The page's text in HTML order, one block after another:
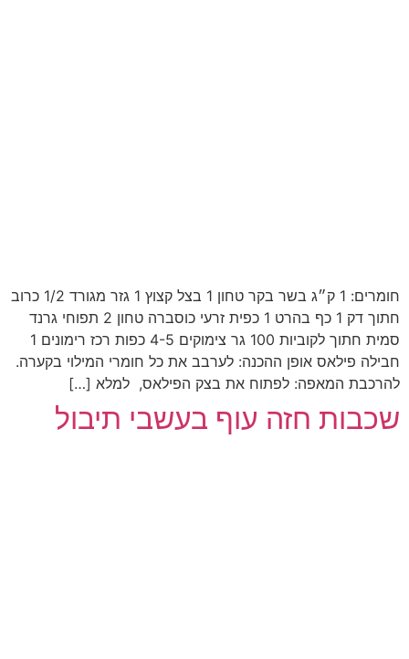
חומרים: 1 ק״ג בשר בקר טחון 1 בצל קצוץ 1 גזר מגורד 1/2 כרוב
חתוך דק 1 כף בהרט 1 כפית זרעי כוסברה טחון 2 תפוחי גרנד
סמית חתוך לקוביות 100 גר צימוקים 4-5 כפות רכז רימונים 1
חבילה פילאס אופן ההכנה: לערבב את כל חומרי המילוי בקערה.
להרכבת המאפה: לפתוח את בצק הפילאס, למלא […]
שכבות חזה עוף בעשבי תיבול